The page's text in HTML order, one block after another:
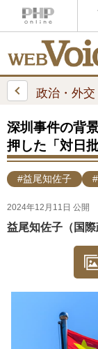
政治・外交
深圳事件の背
押した「対日
#益尾知佐子
2024年12月11日 公開
益尾知佐子（国際